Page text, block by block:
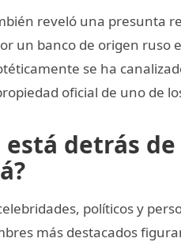
reveló una presunta
un banco de origen ruso
se ha
oficial de uno de
está detrás
políticos y
más destacados